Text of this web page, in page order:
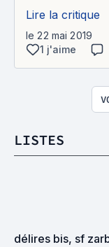
Lire la critique
le 22 mai 2019
1 j'aime
LISTES
délires bis, sf